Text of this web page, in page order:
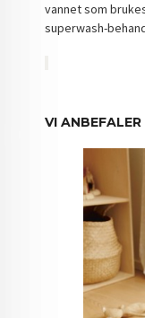
vannet som
superwash-
VI